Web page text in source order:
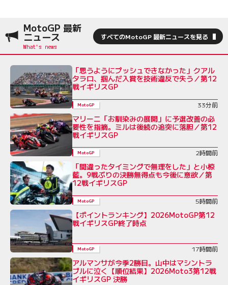
MotoGP 最新
ニュース すべてのMotoGP 最新ニュースを見る
「思うようにプッシュできなかった」クアル
タラロ、掴んだ入賞を技術違反で失う／第12
戦イギリスGP
MotoGP 33分前
マリーニ「お馴染みの展開」に予選改善の必
要性を指摘。ミルは後続の追突に落胆／第12
戦イギリスGP
MotoGP 2時間前
「間違ったタイミングで無理をした」と小椋
藍。9戦ぶりの決勝無得点も今後に意欲／第
12戦イギリスGP
MotoGP 5時間前
【ポイントランキング】2026MotoGP第12
戦イギリスGP終了時点
MotoGP 17時間前
アルマンサが今季2勝目。山中はマシントラ
ブルに泣く【順位結果】2026Moto3第12戦
イギリスGP 決勝